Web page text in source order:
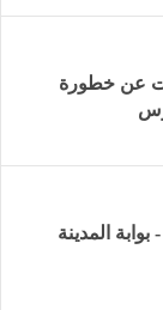
عن خطورة
أميركية من طراز "إف-35" - بوابة المدينة